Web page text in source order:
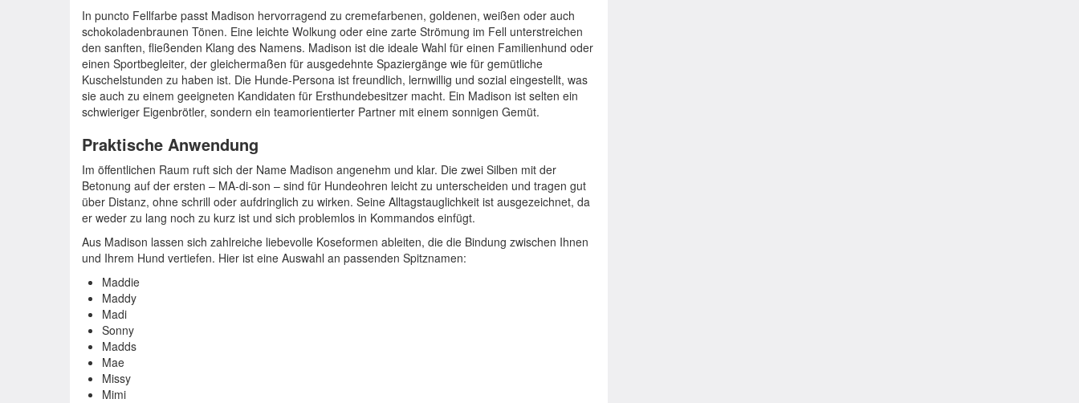
In puncto Fellfarbe passt Madison hervorragend zu cremefarbenen, goldenen, weißen oder auch
schokoladenbraunen Tönen. Eine leichte Wolkung oder eine zarte Strömung im Fell unterstreichen
den sanften, fließenden Klang des Namens. Madison ist die ideale Wahl für einen Familienhund oder
einen Sportbegleiter, der gleichermaßen für ausgedehnte Spaziergänge wie für gemütliche
Kuschelstunden zu haben ist. Die Hunde-Persona ist freundlich, lernwillig und sozial eingestellt, was
sie auch zu einem geeigneten Kandidaten für Ersthundebesitzer macht. Ein Madison ist selten ein
schwieriger Eigenbrötler, sondern ein teamorientierter Partner mit einem sonnigen Gemüt.
Praktische Anwendung
Im öffentlichen Raum ruft sich der Name Madison angenehm und klar. Die zwei Silben mit der
Betonung auf der ersten – MA-di-son – sind für Hundeohren leicht zu unterscheiden und tragen gut
über Distanz, ohne schrill oder aufdringlich zu wirken. Seine Alltagstauglichkeit ist ausgezeichnet, da
er weder zu lang noch zu kurz ist und sich problemlos in Kommandos einfügt.
Aus Madison lassen sich zahlreiche liebevolle Koseformen ableiten, die die Bindung zwischen Ihnen
und Ihrem Hund vertiefen. Hier ist eine Auswahl an passenden Spitznamen:
Maddie
Maddy
Madi
Sonny
Madds
Mae
Missy
Mimi